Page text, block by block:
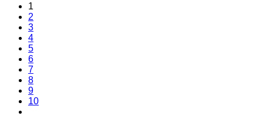
1
2
3
4
5
6
7
8
9
10